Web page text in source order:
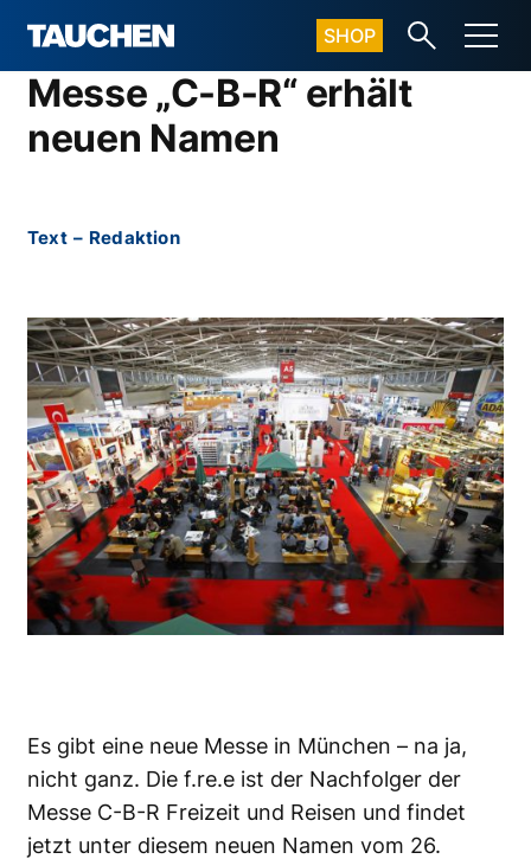
SHOP
Messe „C-B-R“ erhält
neuen Namen
Text – Redaktion
Es gibt eine neue Messe in München – na ja,
nicht ganz. Die f.re.e ist der Nachfolger der
Messe C-B-R Freizeit und Reisen und findet
jetzt unter diesem neuen Namen vom 26.